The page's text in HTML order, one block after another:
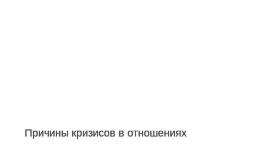
Причины кризисов в отношениях